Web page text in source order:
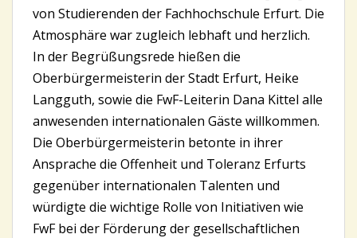
von Studierenden der Fachhochschule Erfurt. Die
Atmosphäre war zugleich lebhaft und herzlich.
In der Begrüßungsrede hießen die
Oberbürgermeisterin der Stadt Erfurt, Heike
Langguth, sowie die FwF-Leiterin Dana Kittel alle
anwesenden internationalen Gäste willkommen.
Die Oberbürgermeisterin betonte in ihrer
Ansprache die Offenheit und Toleranz Erfurts
gegenüber internationalen Talenten und
würdigte die wichtige Rolle von Initiativen wie
FwF bei der Förderung der gesellschaftlichen